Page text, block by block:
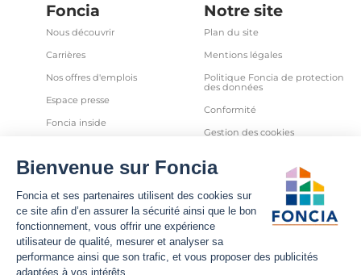
Foncia
Nous découvrir
Carrières
Nos offres d'emplois
Espace presse
Foncia inside
Partenaires
Notre site
Plan du site
Mentions légales
Politique Foncia de protection
des données
Conformité
Gestion des cookies
et autres traceurs
Sécurité informatique
Déclaration d'accessibilité
Infos utiles
Nous contacter
Nous suivre